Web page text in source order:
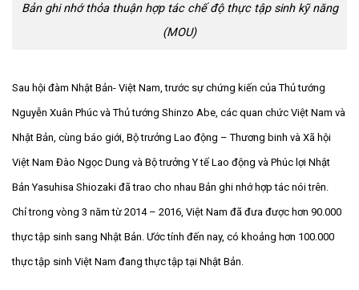
Bản ghi nhớ thỏa thuận hợp tác chế độ thực tập sinh kỹ năng
(MOU)
Sau hội đàm Nhật Bản- Việt Nam, trước sự chứng kiến của Thủ tướng
Nguyễn Xuân Phúc và Thủ tướng Shinzo Abe, các quan chức Việt Nam và
Nhật Bản, cùng báo giới, Bộ trưởng Lao động – Thương binh và Xã hội
Việt Nam Đào Ngọc Dung và Bộ trưởng Y tế Lao động và Phúc lợi Nhật
Bản Yasuhisa Shiozaki đã trao cho nhau Bản ghi nhớ hợp tác nói trên.
Chỉ trong vòng 3 năm từ 2014 – 2016, Việt Nam đã đưa được hơn 90.000
thực tập sinh sang Nhật Bản. Ước tính đến nay, có khoảng hơn 100.000
thực tập sinh Việt Nam đang thực tập tại Nhật Bản.